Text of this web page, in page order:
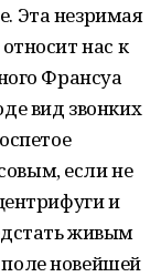
Эта незримая
нас к
Франсуа
вид звонких
если не
и
живым
новейшей